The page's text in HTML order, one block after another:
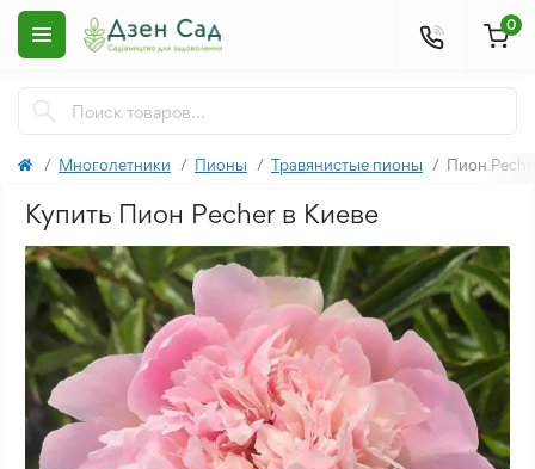
0
Многолетники Пионы Травянистые пионы Пион
Купить Пион Pecher в Киеве